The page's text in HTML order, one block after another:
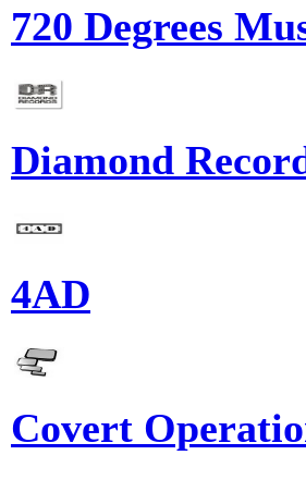
720 Degrees
Diamond
4AD
Covert